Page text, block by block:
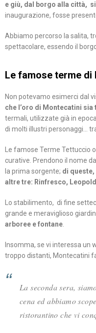
e giù, dal borgo alla città,
inaugurazione, fosse
Abbiamo percorso la salita,
spettacolare, essendo il
Le famose terme di
Non potevamo esimerci dal
che l’oro di Montecatini sia
termali, utilizzate già in
di molti illustri personaggi…
Le famose Terme Tettuccio
curative. Prendono il nome
la prima sorgente; di
altre tre: Rinfresco,
Lo stabilimento, di fine
grande e meraviglioso
arboree e fontane.
Insomma, se vi interessa un
troppo distanti, Montecatini
La seconda sera,
cena ed abbiamo
ristorantino che vi